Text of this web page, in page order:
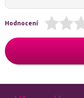
Hodnocení